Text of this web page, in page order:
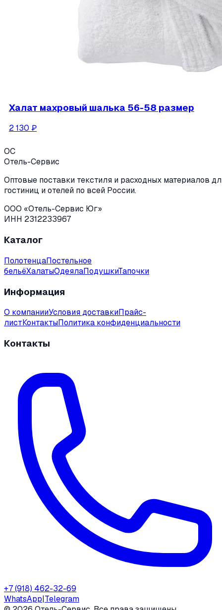
Халат махровый шалька 56-58 размер
2 130 ₽
ОС
Отель-Сервис
Оптовые поставки текстиля и расходных материалов
гостиниц и отелей по всей России.
ООО «Отель-Сервис Юг»
ИНН 2312233967
Каталог
ПолотенцаПостельное
бельёХалатыОдеялаПодушкиТапочки
Информация
О компанииУсловия доставкиПрайс-
листКонтактыПолитика конфиденциальности
Контакты
+7 (918) 462-32-69
WhatsApp|Telegram